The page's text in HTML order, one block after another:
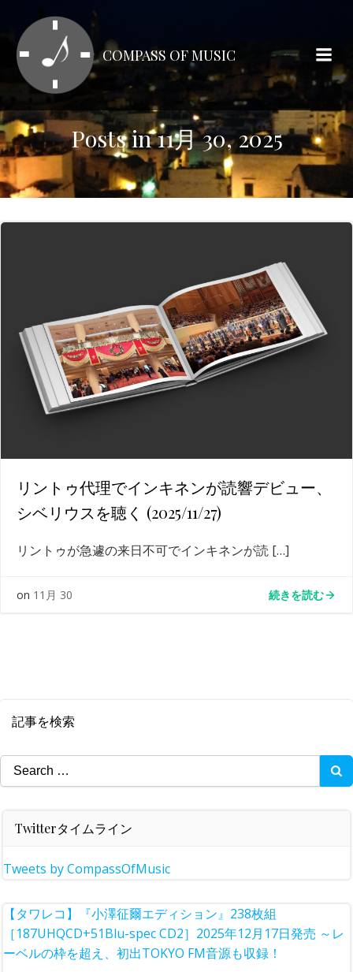
テ
ン
ツ
ス
キ
ッ
プ
COMPASS OF MUSIC
Posts in 11月 30, 2025
リントゥ代理でインキネンが読響デビュー、
シベリウスを聴く (2025/11/27)
リントゥが急遽の来日不可でインキネンが読 […]
on 11月 30 続きを読む
記事を検索
Search
for:
Twitterタイムライン
Tweets by CompassOfMusic
【タワレコ】『小澤征爾エディション』238枚組
［187UHQCD+51Blu-spec CD2］2025年12月17日発売 ～レ
ーベルの枠を超え、初出TOKYO FM音源も収録！